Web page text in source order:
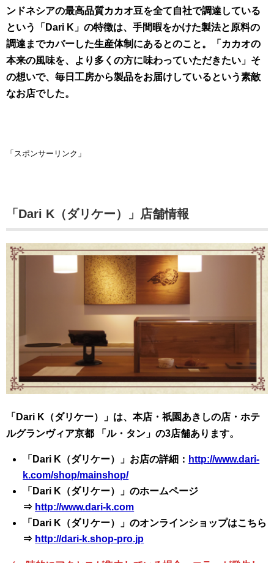
ンドネシアの最高品質カカオ豆を全て自社で調達している
という「Dari K」の特徴は、手間暇をかけた製法と原料の
調達までカバーした生産体制にあるとのこと。「カカオの
本来の風味を、より多くの方に味わっていただきたい」そ
の想いで、毎日工房から製品をお届けしているという素敵
なお店でした。
「スポンサーリンク」
「Dari K（ダリケー）」店舗情報
「Dari K（ダリケー）」は、本店・祇園あきしの店・ホテ
ルグランヴィア京都 「ル・タン」の3店舗あります。
「Dari K（ダリケー）」お店の詳細： http://www.dari-
k.com/shop/mainshop/
「Dari K（ダリケー）」のホームページ
⇒ http://www.dari-k.com
「Dari K（ダリケー）」のオンラインショップはこちら
⇒ http://dari-k.shop-pro.jp